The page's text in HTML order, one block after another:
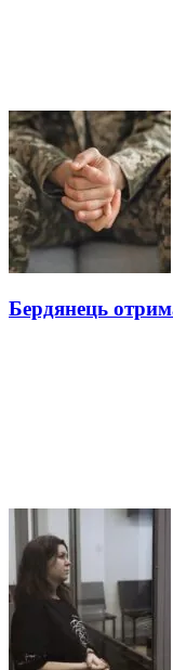
Бердянець